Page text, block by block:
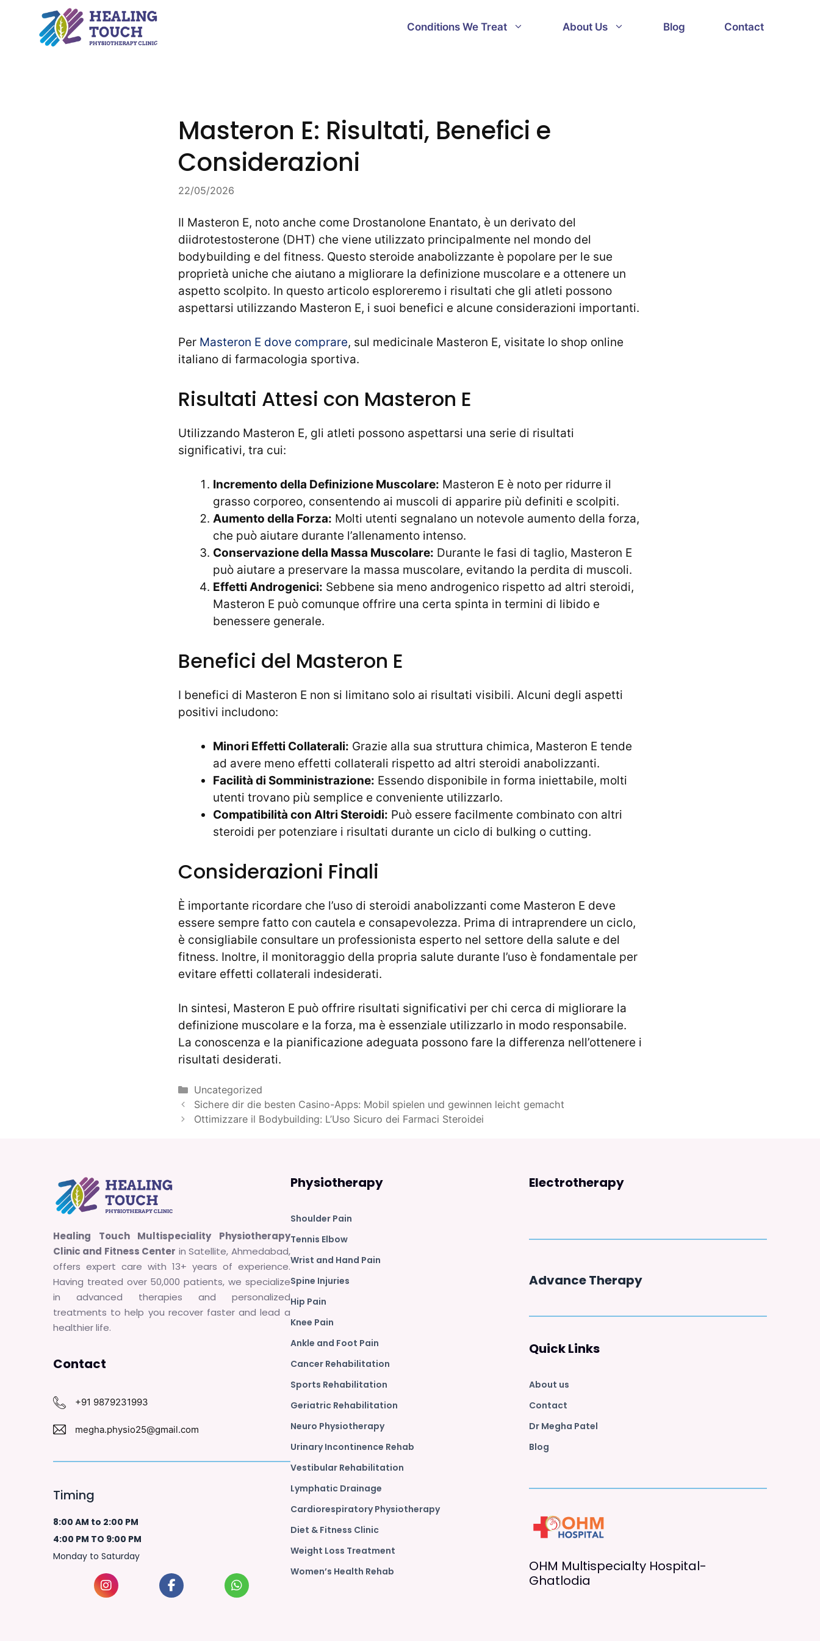
content
Conditions We Treat About Us Blog Contact
Masteron E: Risultati, Benefici e
Considerazioni
22/05/2026
Il Masteron E, noto anche come Drostanolone Enantato, è un derivato del
diidrotestosterone (DHT) che viene utilizzato principalmente nel mondo del
bodybuilding e del fitness. Questo steroide anabolizzante è popolare per le sue
proprietà uniche che aiutano a migliorare la definizione muscolare e a ottenere un
aspetto scolpito. In questo articolo esploreremo i risultati che gli atleti possono
aspettarsi utilizzando Masteron E, i suoi benefici e alcune considerazioni importanti.
Per Masteron E dove comprare, sul medicinale Masteron E, visitate lo shop online
italiano di farmacologia sportiva.
Risultati Attesi con Masteron E
Utilizzando Masteron E, gli atleti possono aspettarsi una serie di risultati
significativi, tra cui:
Incremento della Definizione Muscolare: Masteron E è noto per ridurre il
grasso corporeo, consentendo ai muscoli di apparire più definiti e scolpiti.
Aumento della Forza: Molti utenti segnalano un notevole aumento della forza,
che può aiutare durante l’allenamento intenso.
Conservazione della Massa Muscolare: Durante le fasi di taglio, Masteron E
può aiutare a preservare la massa muscolare, evitando la perdita di muscoli.
Effetti Androgenici: Sebbene sia meno androgenico rispetto ad altri steroidi,
Masteron E può comunque offrire una certa spinta in termini di libido e
benessere generale.
Benefici del Masteron E
I benefici di Masteron E non si limitano solo ai risultati visibili. Alcuni degli aspetti
positivi includono:
Minori Effetti Collaterali: Grazie alla sua struttura chimica, Masteron E tende
ad avere meno effetti collaterali rispetto ad altri steroidi anabolizzanti.
Facilità di Somministrazione: Essendo disponibile in forma iniettabile, molti
utenti trovano più semplice e conveniente utilizzarlo.
Compatibilità con Altri Steroidi: Può essere facilmente combinato con altri
steroidi per potenziare i risultati durante un ciclo di bulking o cutting.
Considerazioni Finali
È importante ricordare che l’uso di steroidi anabolizzanti come Masteron E deve
essere sempre fatto con cautela e consapevolezza. Prima di intraprendere un ciclo,
è consigliabile consultare un professionista esperto nel settore della salute e del
fitness. Inoltre, il monitoraggio della propria salute durante l’uso è fondamentale per
evitare effetti collaterali indesiderati.
In sintesi, Masteron E può offrire risultati significativi per chi cerca di migliorare la
definizione muscolare e la forza, ma è essenziale utilizzarlo in modo responsabile.
La conoscenza e la pianificazione adeguata possono fare la differenza nell’ottenere i
risultati desiderati.
Categories
Uncategorized
Sichere dir die besten Casino-Apps: Mobil spielen und gewinnen leicht gemacht
Ottimizzare il Bodybuilding: L’Uso Sicuro dei Farmaci Steroidei
Healing Touch Multispeciality Physiotherapy
Clinic and Fitness Center in Satellite, Ahmedabad,
offers expert care with 13+ years of experience.
Having treated over 50,000 patients, we specialize
in advanced therapies and personalized
treatments to help you recover faster and lead a
healthier life.
Contact
+91 9879231993
megha.physio25@gmail.com
Timing
8:00 AM to 2:00 PM
4:00 PM TO 9:00 PM
Monday to Saturday
Physiotherapy
Shoulder Pain
Tennis Elbow
Wrist and Hand Pain
Spine Injuries
Hip Pain
Knee Pain
Ankle and Foot Pain
Cancer Rehabilitation
Sports Rehabilitation
Geriatric Rehabilitation
Neuro Physiotherapy
Urinary Incontinence Rehab
Vestibular Rehabilitation
Lymphatic Drainage
Cardiorespiratory Physiotherapy
Diet & Fitness Clinic
Weight Loss Treatment
Women’s Health Rehab
Electrotherapy
Advance Therapy
Quick Links
About us
Contact
Dr Megha Patel
Blog
OHM Multispecialty Hospital-
Ghatlodia